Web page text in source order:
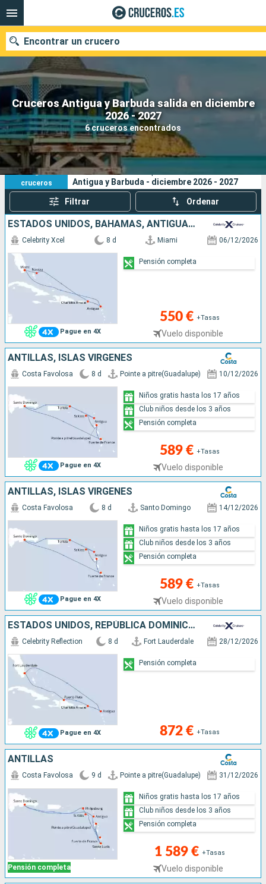
Cruceros Antigua y Barbuda salida en diciembre
2026 - 2027
6 cruceros encontrados
Encontrar un crucero
Nuestros destinos
Fecha de salida
Puertos Compañías
Buscar
6
cruceros
Sus criterios de búsqueda:
Antigua y Barbuda - diciembre 2026 - 2027
Filtrar Ordenar
ESTADOS UNIDOS, BAHAMAS, ANTIGUA Y BARBUDA
Pague en 4X
Celebrity Xcel 8 d Miami 06/12/2026
550 € +Tasas
Vuelo disponible
Pensión completa
ANTILLAS, ISLAS VÍRGENES
Pague en 4X
Costa Favolosa 8 d Pointe a pitre(Guadalupe) 10/12/2026
589 € +Tasas
Vuelo disponible
Niños gratis hasta los 17 años
Club niños desde los 3 años
Pensión completa
ANTILLAS, ISLAS VÍRGENES
Pague en 4X
Costa Favolosa 8 d Santo Domingo 14/12/2026
589 € +Tasas
Vuelo disponible
Niños gratis hasta los 17 años
Club niños desde los 3 años
Pensión completa
ESTADOS UNIDOS, REPÚBLICA DOMINICANA, ANTIGUA Y BARBUDA
Pague en 4X
Celebrity Reflection 8 d Fort Lauderdale 28/12/2026
872 € +Tasas
Pensión completa
ANTILLAS
Pensión completa
Costa Favolosa 9 d Pointe a pitre(Guadalupe) 31/12/2026
1 589 € +Tasas
Vuelo disponible
Niños gratis hasta los 17 años
Club niños desde los 3 años
Pensión completa